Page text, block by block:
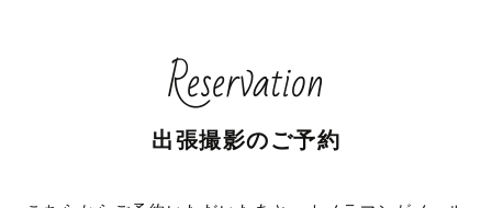
Reservation
出張撮影のご予約